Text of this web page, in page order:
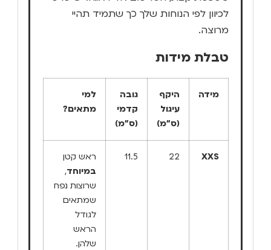
לכיוון לפי הנוחות שלך כך שתמיד תהיי
מרוצה.
טבלת מידות
מידה
היקף
עיגול
(ס"מ)
גובה
קדמי
(ס"מ)
למי
מתאים?
XXS
22
11.5
ראש קטן
במיוחד,
שרוצות נפח
שמתאים
לגודל
הראש
שלהן.